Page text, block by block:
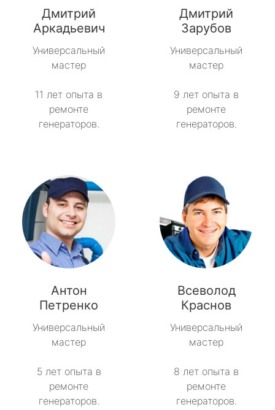
Дмитрий
Аркадьевич
Универсальный
мастер
11 лет опыта в
ремонте
генераторов.
Дмитрий
Зарубов
Универсальный
мастер
9 лет опыта в
ремонте
генераторов.
Антон
Петренко
Универсальный
мастер
5 лет опыта в
ремонте
генераторов.
Всеволод
Краснов
Универсальный
мастер
8 лет опыта в
ремонте
генераторов.